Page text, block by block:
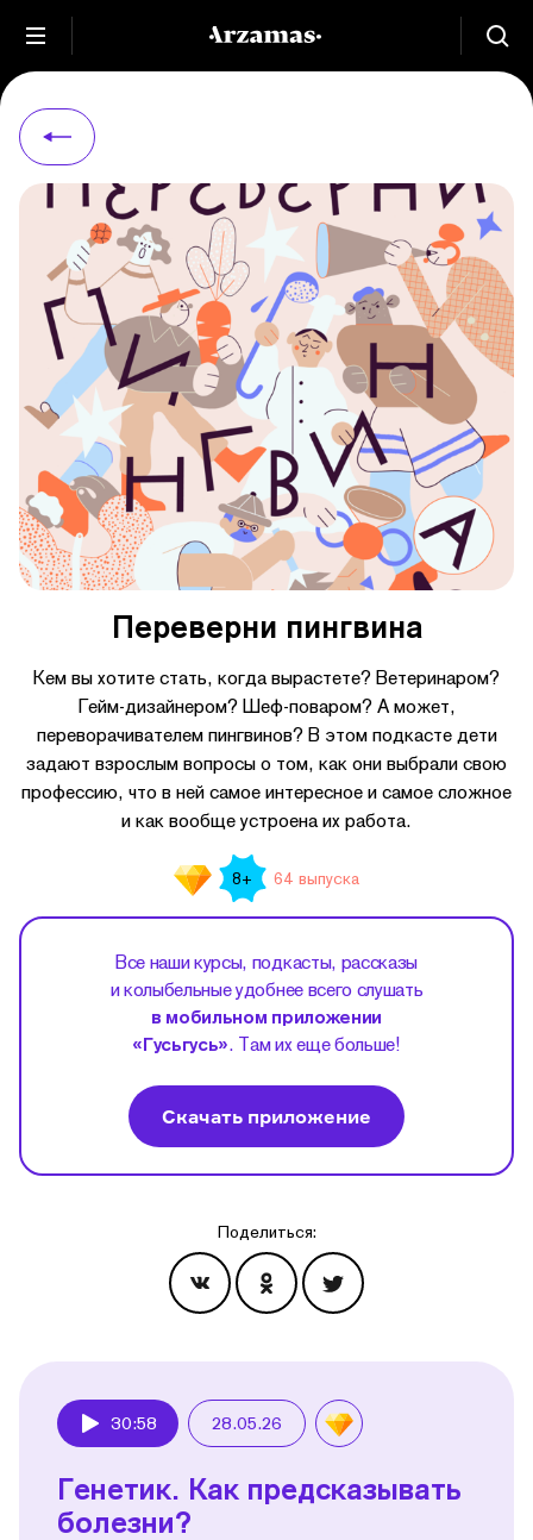
Переверни пингвина
Кем вы хотите стать, когда вырастете? Ветеринаром?
Гейм-дизайнером? Шеф-поваром? А может,
переворачивателем пингвинов? В этом подкасте дети
задают взрослым вопросы о том, как они выбрали свою
профессию, что в ней самое интересное и самое сложное
и как вообще устроена их работа.
8+ 64 выпуска
Все наши курсы, подкасты, рассказы
и колыбельные удобнее всего слушать
в мобильном приложении
«Гусьгусь». Там их еще больше!
Скачать приложение
Поделиться:
30:58 28.05.26
Генетик. Как предсказывать
болезни?